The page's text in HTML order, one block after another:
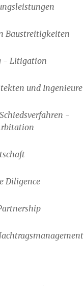
Baustreitigkeiten
- Litigation
und Ingenieure
-
Diligence